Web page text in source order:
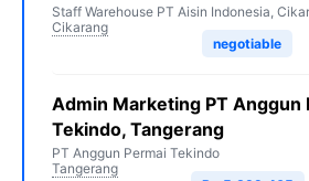
Staff Warehouse PT Aisin Indonesia,
Cikarang
negotiable
Admin Marketing PT Anggun
Tekindo, Tangerang
PT Anggun Permai Tekindo
Tangerang